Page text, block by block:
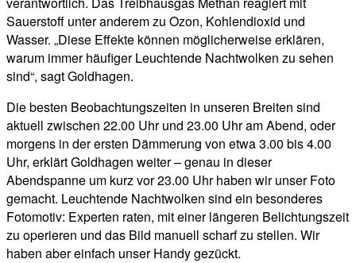
Sauerstoff unter anderem zu Ozon, Kohlendioxid und
Wasser. „Diese Effekte können möglicherweise erklären,
warum immer häufiger Leuchtende Nachtwolken zu sehen
sind“, sagt Goldhagen.
Die besten Beobachtungszeiten in unseren Breiten sind
aktuell zwischen 22.00 Uhr und 23.00 Uhr am Abend, oder
morgens in der ersten Dämmerung von etwa 3.00 bis 4.00
Uhr, erklärt Goldhagen weiter – genau in dieser
Abendspanne um kurz vor 23.00 Uhr haben wir unser Foto
gemacht. Leuchtende Nachtwolken sind ein besonderes
Fotomotiv: Experten raten, mit einerlängeren Belichtungszeit
zu operieren und das Bild manuell scharf zu stellen. Wir
haben aber einfach unser Handy gezückt.